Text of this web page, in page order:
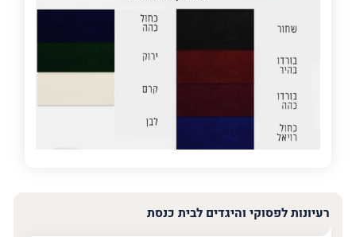
פרט על מה מדובר
רעיונות לפסוקי והיגדים לבית כנסת